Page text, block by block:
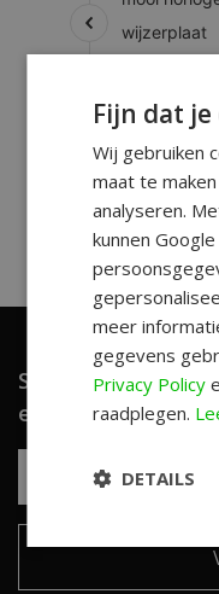
Schrijf je in en
en leuke tips!
Fijn dat
Wij gebruiken
maat te
analyseren.
kunnen
meer
gegevens
Privacy Policy
raadplegen.
DETAILS